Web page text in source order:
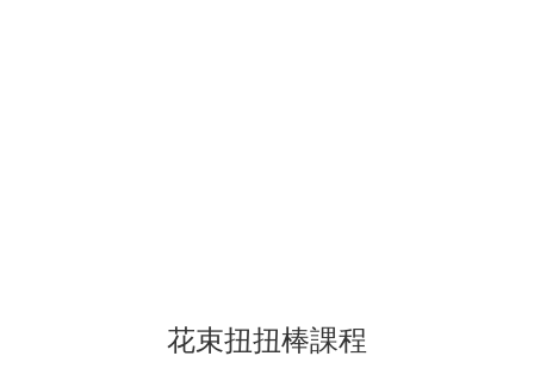
花束扭扭棒課程